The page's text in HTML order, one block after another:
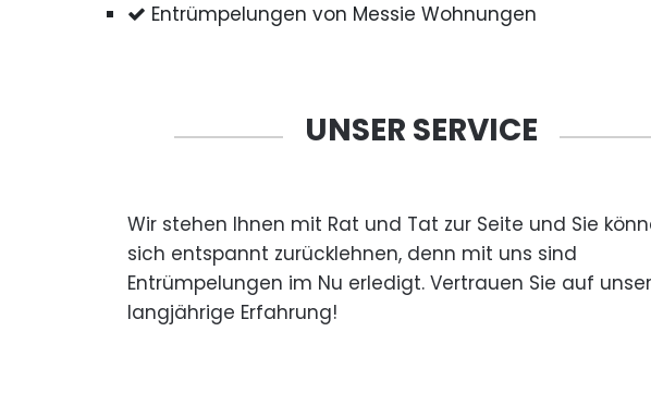
Entrümpelungen von Messie Wohnungen
UNSER SERVICE
Wir stehen Ihnen mit Rat und Tat zur Seite und Sie
sich entspannt zurücklehnen, denn mit uns sind
Entrümpelungen im Nu erledigt. Vertrauen Sie auf
langjährige Erfahrung!